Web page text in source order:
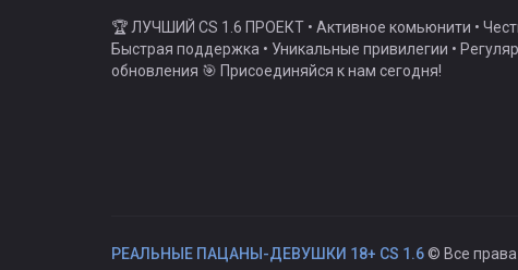
🏆 ЛУЧШИЙ CS 1.6 ПРОЕКТ • Активное комьюнити •
Быстрая поддержка • Уникальные привилегии •
обновления 🎯 Присоединяйся к нам сегодня!
РЕАЛЬНЫЕ ПАЦАНЫ-ДЕВУШКИ 18+ CS 1.6© Все